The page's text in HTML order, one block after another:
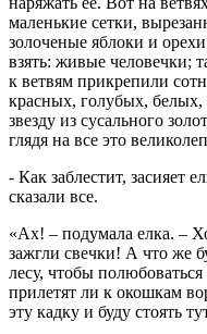
маленькие сетки,
золоченые яблоки и
взять: живые человечки;
к ветвям прикрепили
красных, голубых,
звезду из сусального
глядя на все это
- Как заблестит, засияет
сказали все.
«Ах! – подумала елка. –
зажгли свечки! А что же
лесу, чтобы
прилетят ли к окошкам
эту кадку и буду стоять